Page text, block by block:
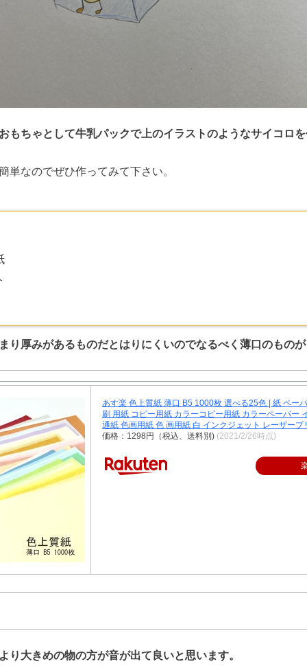
もちゃとして牛乳パックで上のイラストのようなサイコロ
単なのでぜひ作ってみて下さい。
り厚みがあるものだとはりにくいのでなるべく薄口のもの
あす楽 色上質紙 薄口 B5 1000枚 選べる25色 | 紙 ペー
刷 用紙 コピー用紙 カラーコピー用紙 カラーペーパー
通紙 色画用紙 色 画用紙 白 インクジェット レーザー
価格：1298円（税込、送料別) (2021/2/26時点)
り大きめの物の方が音が出て良いと思います。